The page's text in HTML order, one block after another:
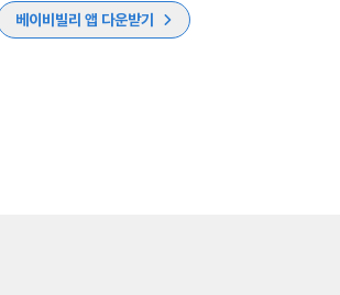
베이비빌리 앱 다운받기